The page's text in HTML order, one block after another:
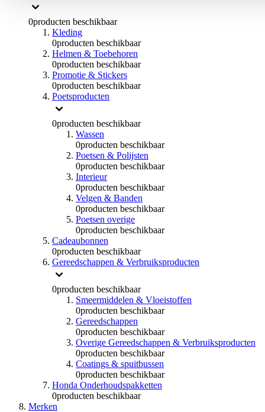
0producten beschikbaar
Kleding
0producten beschikbaar
Helmen & Toebehoren
0producten beschikbaar
Promotie & Stickers
0producten beschikbaar
Poetsproducten
0producten beschikbaar
Wassen
0producten beschikbaar
Poetsen & Polijsten
0producten beschikbaar
Interieur
0producten beschikbaar
Velgen & Banden
0producten beschikbaar
Poetsen overige
0producten beschikbaar
Cadeaubonnen
0producten beschikbaar
Gereedschappen & Verbruiksproducten
0producten beschikbaar
Smeermiddelen & Vloeistoffen
0producten beschikbaar
Gereedschappen
0producten beschikbaar
Overige Gereedschappen & Verbruiksproducten
0producten beschikbaar
Coatings & spuitbussen
0producten beschikbaar
Honda Onderhoudspakketten
0producten beschikbaar
Merken